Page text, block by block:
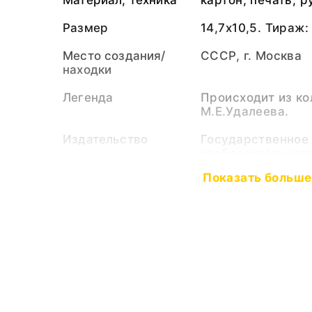
Размер
14,7х10,5.
Место создания/
находки
СССР, г. Москва
Легенда
Происходит из
М.Е.Удалеева.
Издательство
Удалеев Михаил
Показать больше